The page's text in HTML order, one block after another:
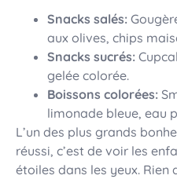
Snacks salés:
aux olives, chips
Snacks sucrés:
gelée colorée.
Boissons colorées:
limonade bleue, eau
L’un des plus grands
réussi, c’est de voir les
étoiles dans les yeux. Rien